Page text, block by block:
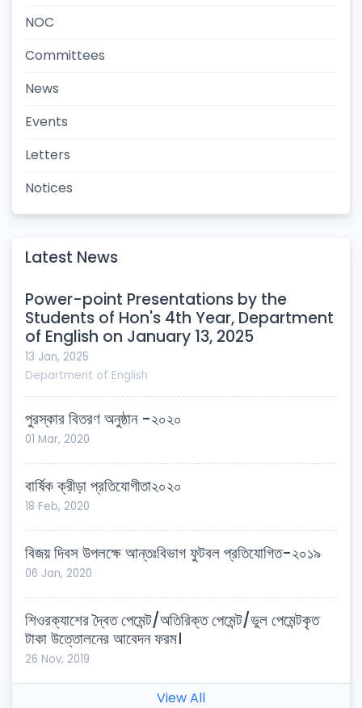
NOC
Committees
News
Events
Letters
Notices
Latest News
Power-point Presentations by the
Students of Hon's 4th Year, Department
of English on January 13, 2025
13 Jan, 2025
Department of English
পুরস্কার বিতরণ অনুষ্ঠান -২০২০
01 Mar, 2020
বার্ষিক ক্রীড়া প্রতিযোগীতা২০২০
18 Feb, 2020
বিজয় দিবস উপলক্ষে আন্তঃবিভাগ ফুটবল প্রতিযোগিত-২০১৯
06 Jan, 2020
শিওরক্যাশের দ্বৈত পেমেন্ট/অতিরিক্ত পেমেন্ট/ভুল পেমেন্টকৃত
টাকা উত্তোলনের আবেদন ফরম।
26 Nov, 2019
View All